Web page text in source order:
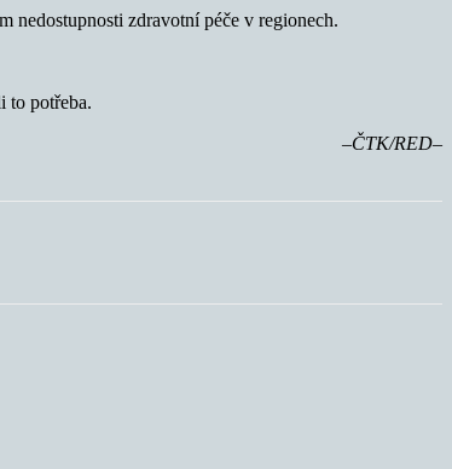
nedostupnosti zdravotní péče v regionech.
to potřeba.
–ČTK/RED–